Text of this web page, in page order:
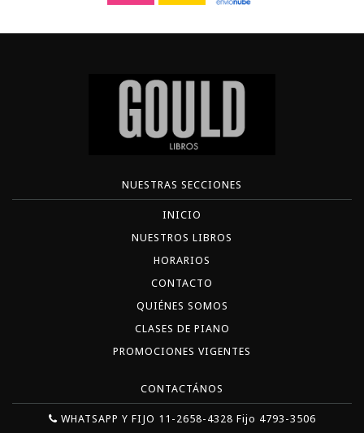
NUESTRAS SECCIONES
INICIO
NUESTROS LIBROS
HORARIOS
CONTACTO
QUIÉNES SOMOS
CLASES DE PIANO
PROMOCIONES VIGENTES
CONTACTÁNOS
WHATSAPP Y FIJO 11-2658-4328 Fijo 4793-3506